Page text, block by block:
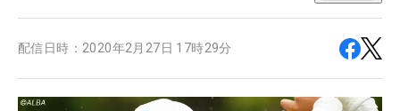
配信日時： 2020年2月27日 17時29分